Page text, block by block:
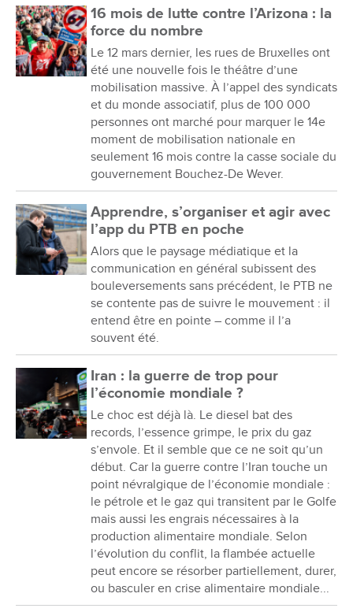
16 mois de lutte contre l’Arizona : la
force du nombre
Le 12 mars dernier, les rues de Bruxelles ont
été une nouvelle fois le théâtre d’une
mobilisation massive. À l’appel des syndicats
et du monde associatif, plus de 100 000
personnes ont marché pour marquer le 14e
moment de mobilisation nationale en
seulement 16 mois contre la casse sociale du
gouvernement Bouchez-De Wever.
Apprendre, s’organiser et agir avec
l’app du PTB en poche
Alors que le paysage médiatique et la
communication en général subissent des
bouleversements sans précédent, le PTB ne
se contente pas de suivre le mouvement : il
entend être en pointe – comme il l’a
souvent été.
Iran : la guerre de trop pour
l’économie mondiale ?
Le choc est déjà là. Le diesel bat des
records, l’essence grimpe, le prix du gaz
s’envole. Et il semble que ce ne soit qu’un
début. Car la guerre contre l’Iran touche un
point névralgique de l’économie mondiale :
le pétrole et le gaz qui transitent par le Golfe
mais aussi les engrais nécessaires à la
production alimentaire mondiale. Selon
l’évolution du conflit, la flambée actuelle
peut encore se résorber partiellement, durer,
ou basculer en crise alimentaire mondiale...